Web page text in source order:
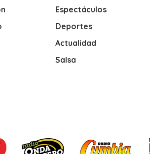
Espectáculos
Deportes
Actualidad
Salsa